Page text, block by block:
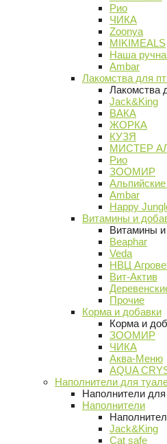
Рио
ЧИКА
Zoonya
MIKIMEALS
Наша
Ambar
Лакомства для
Лакомства
Jack&King
ВАКА
ЖОРКА
КУЗЯ
МИСТЕР
Рио
ЗООМИР
Альпийские
Ambar
Happy
Витамины и
Витамины
Beaphar
Veda
НВЦ
Вит-Актив
Прочие
Корма и добавки
Корма и
ЗООМИР
ЧИКА
Аква-Меню
AQUA
Наполнители для
Наполнители для
Наполнители
Jack&King
Cat safe